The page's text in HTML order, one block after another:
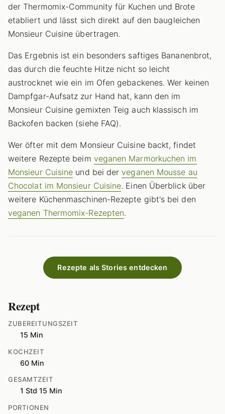
der Thermomix-Community für Kuchen und Brote
etabliert und lässt sich direkt auf den baugleichen
Monsieur Cuisine übertragen.
Das Ergebnis ist ein besonders saftiges Bananenbrot,
das durch die feuchte Hitze nicht so leicht
austrocknet wie ein im Ofen gebackenes. Wer keinen
Dampfgar-Aufsatz zur Hand hat, kann den im
Monsieur Cuisine gemixten Teig auch klassisch im
Backofen backen (siehe FAQ).
Wer öfter mit dem Monsieur Cuisine backt, findet
weitere Rezepte beim veganen Marmorkuchen im
Monsieur Cuisine und bei derveganen Mousse au
Chocolat im Monsieur Cuisine. Einen Überblick über
weitere Küchenmaschinen-Rezepte gibt's bei den
veganen Thermomix-Rezepten.
Rezepte als Stories entdecken
Rezept
ZUBEREITUNGSZEIT
15 Min
KOCHZEIT
60 Min
GESAMTZEIT
1 Std 15 Min
PORTIONEN